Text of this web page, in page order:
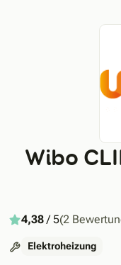
Wibo
4,38/ 5(2
Elektroheizung